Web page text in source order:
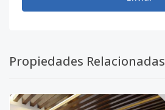
Propiedades Relacionadas